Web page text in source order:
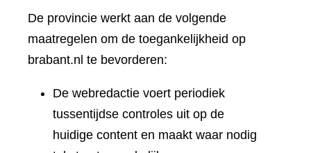
De provincie werkt aan de volgende
maatregelen om de toegankelijkheid op
brabant.nl te bevorderen:
De webredactie voert periodiek
tussentijdse controles uit op de
huidige content en maakt waar nodig